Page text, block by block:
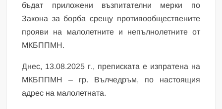
бъдат приложени възпитателни мерки по
Закона за борба срещу противообществените
прояви на малолетните и непълнолетните от
МКБППМН.
Днес, 13.08.2025 г., преписката е изпратена на
МКБППМН – гр. Вълчедръм, по настоящия
адрес на малолетната.